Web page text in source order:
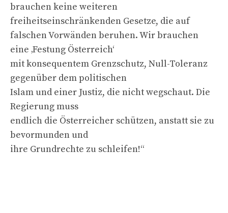
brauchen keine weiteren
freiheitseinschränkenden Gesetze, die auf
falschen Vorwänden beruhen. Wir brauchen
eine ‚Festung Österreich‘
mit konsequentem Grenzschutz, Null-Toleranz
gegenüber dem politischen
Islam und einer Justiz, die nicht wegschaut. Die
Regierung muss
endlich die Österreicher schützen, anstatt sie zu
bevormunden und
ihre Grundrechte zu schleifen!“